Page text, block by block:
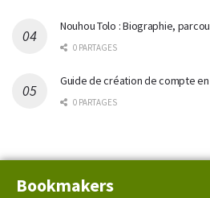
Nouhou Tolo : Biographie,
0 PARTAGES
Guide de création de compte
0 PARTAGES
Bookmakers